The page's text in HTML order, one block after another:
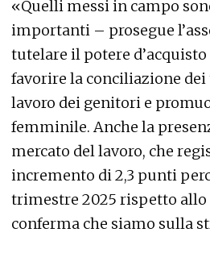
«Quelli messi in campo
importanti – prosegue
tutelare il potere
favorire la conciliazione
lavoro dei genitori e
femminile. Anche la
mercato del lavoro, che
incremento di 2,3 punti
trimestre 2025 rispetto allo
conferma che siamo sulla